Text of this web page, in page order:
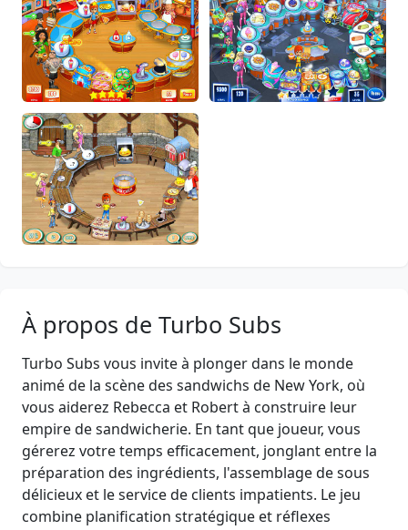
À propos de Turbo Subs
Turbo Subs vous invite à plonger dans le monde
animé de la scène des sandwichs de New York, où
vous aiderez Rebecca et Robert à construire leur
empire de sandwicherie. En tant que joueur, vous
gérerez votre temps efficacement, jonglant entre la
préparation des ingrédients, l'assemblage de sous
délicieux et le service de clients impatients. Le jeu
combine planification stratégique et réflexes